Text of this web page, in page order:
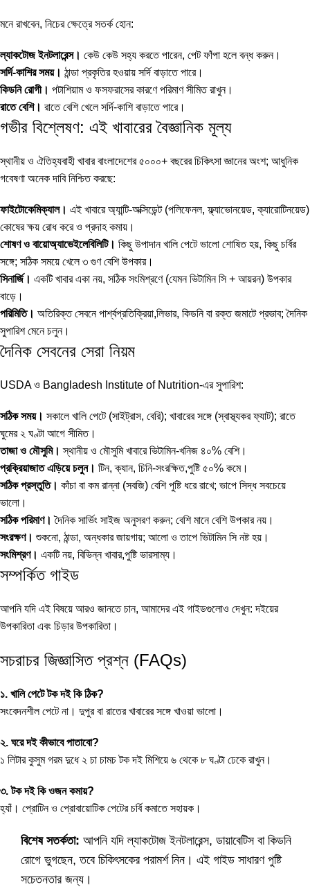
মনে রাখবেন, নিচের ক্ষেত্রে সতর্ক হোন:
ল্যাকটোজ ইনটলারেন্স। কেউ কেউ সহ্য করতে পারেন, পেট ফাঁপা হলে বন্ধ করুন।
সর্দি-কাশির সময়। ঠান্ডা প্রকৃতির হওয়ায় সর্দি বাড়াতে পারে।
কিডনি রোগী। পটাশিয়াম ও ফসফরাসের কারণে পরিমাণ সীমিত রাখুন।
রাতে বেশি। রাতে বেশি খেলে সর্দি-কাশি বাড়াতে পারে।
গভীর বিশ্লেষণ: এই খাবারের বৈজ্ঞানিক মূল্য
স্থানীয় ও ঐতিহ্যবাহী খাবার বাংলাদেশের ৫০০০+ বছরের চিকিৎসা জ্ঞানের অংশ; আধুনিক
গবেষণা অনেক দাবি নিশ্চিত করছে:
ফাইটোকেমিক্যাল। এই খাবারে অ্যান্টি-অক্সিডেন্ট (পলিফেনল, ফ্ল্যাভোনয়েড, ক্যারোটিনয়েড)
কোষের ক্ষয় রোধ করে ও প্রদাহ কমায়।
শোষণ ও বায়োঅ্যাভেইলেবিলিটি। কিছু উপাদান খালি পেটে ভালো শোষিত হয়, কিছু চর্বির
সঙ্গে; সঠিক সময়ে খেলে ৩ গুণ বেশি উপকার।
সিনার্জি। একটি খাবার একা নয়, সঠিক সংমিশ্রণে (যেমন ভিটামিন সি + আয়রন) উপকার
বাড়ে।
পরিমিতি। অতিরিক্ত সেবনে পার্শ্বপ্রতিক্রিয়া,লিভার, কিডনি বা রক্ত জমাটে প্রভাব; দৈনিক
সুপারিশ মেনে চলুন।
দৈনিক সেবনের সেরা নিয়ম
USDA ও Bangladesh Institute of Nutrition-এর সুপারিশ:
সঠিক সময়। সকালে খালি পেটে (সাইট্রাস, বেরি); খাবারের সঙ্গে (স্বাস্থ্যকর ফ্যাট); রাতে
ঘুমের ২ ঘণ্টা আগে সীমিত।
তাজা ও মৌসুমি। স্থানীয় ও মৌসুমি খাবারে ভিটামিন-খনিজ ৪০% বেশি।
প্রক্রিয়াজাত এড়িয়ে চলুন। টিন, ক্যান, চিনি-সংরক্ষিত,পুষ্টি ৫০% কমে।
সঠিক প্রস্তুতি। কাঁচা বা কম রান্না (সবজি) বেশি পুষ্টি ধরে রাখে; ভাপে সিদ্ধ সবচেয়ে
ভালো।
সঠিক পরিমাণ। দৈনিক সার্ভিং সাইজ অনুসরণ করুন; বেশি মানে বেশি উপকার নয়।
সংরক্ষণ। শুকনো, ঠান্ডা, অন্ধকার জায়গায়; আলো ও তাপে ভিটামিন সি নষ্ট হয়।
সংমিশ্রণ। একটি নয়, বিভিন্ন খাবার,পুষ্টি ভারসাম্য।
সম্পর্কিত গাইড
আপনি যদি এই বিষয়ে আরও জানতে চান, আমাদের এই গাইডগুলোও দেখুন:দইয়ের
উপকারিতা এবং চিড়ার উপকারিতা ।
সচরাচর জিজ্ঞাসিত প্রশ্ন (FAQs)
১. খালি পেটে টক দই কি ঠিক?
সংবেদনশীল পেটে না। দুপুর বা রাতের খাবারের সঙ্গে খাওয়া ভালো।
২. ঘরে দই কীভাবে পাতাবো?
১ লিটার কুসুম গরম দুধে ২ চা চামচ টক দই মিশিয়ে ৬ থেকে ৮ ঘণ্টা ঢেকে রাখুন।
৩. টক দই কি ওজন কমায়?
হ্যাঁ। প্রোটিন ও প্রোবায়োটিক পেটের চর্বি কমাতে সহায়ক।
বিশেষ সতর্কতা: আপনি যদি ল্যাকটোজ ইনটলারেন্স, ডায়াবেটিস বা কিডনি
রোগে ভুগছেন, তবে চিকিৎসকের পরামর্শ নিন। এই গাইড সাধারণ পুষ্টি
সচেতনতার জন্য।